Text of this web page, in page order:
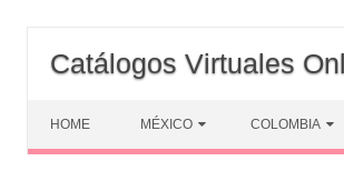
content
Catálogos Virtuales
HOME MÉXICO COLOMBIA